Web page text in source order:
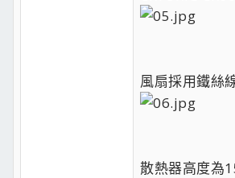
風扇採用鐵絲
散熱器高度為